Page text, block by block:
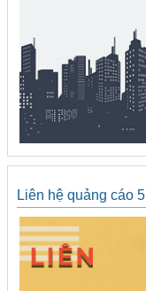
Liên hệ quảng cáo 5